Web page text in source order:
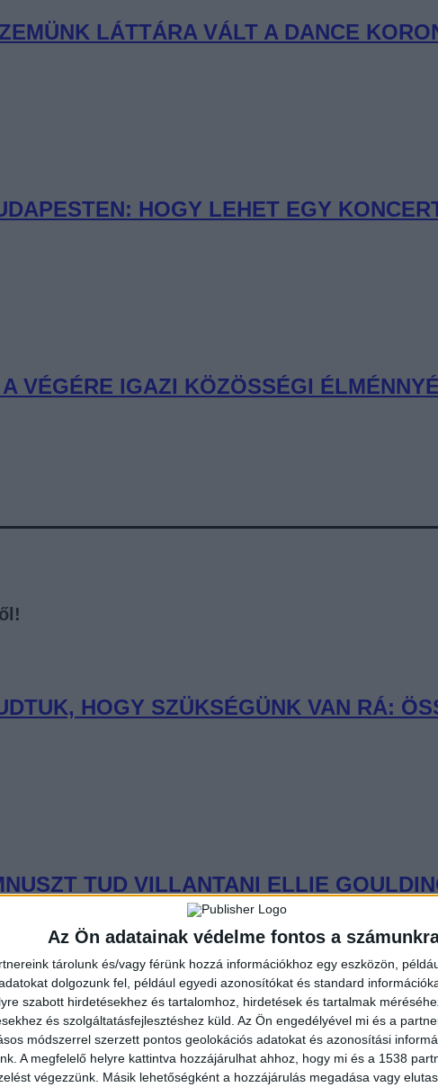
Az Ön adatainak védelme fontos a
tárolunk és/vagy férünk hozzá információkhoz egy eszközön,
dolgozunk fel, például egyedi azonosítókat és standard
szabott hirdetésekhez és tartalomhoz, hirdetések és tartalmak
és szolgáltatásfejlesztéshez küld. Az Ön engedélyével mi és a
módszerrel szerzett pontos geolokációs adatokat és azonosítási
A megfelelő helyre kattintva hozzájárulhat ahhoz, hogy mi és a 1538
végezzünk. Másik lehetőségként a hozzájárulás megadása vagy
LÁTTÁRA VÁLT A DANCE
HOGY LEHET EGY
VÉGÉRE IGAZI KÖZÖSSÉGI
HOGY SZÜKSÉGÜNK VAN RÁ:
TUD VILLANTANI ELLIE
SLAYYYTER ÚJ FEJEZETET